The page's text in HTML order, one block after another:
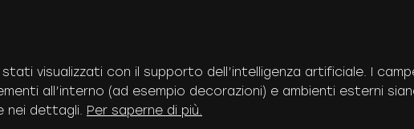
visualizzati con il supporto dell’intelligenza artificiale. I
all’interno (ad esempio decorazioni) e ambienti esterni
nei dettagli. Per saperne di più.